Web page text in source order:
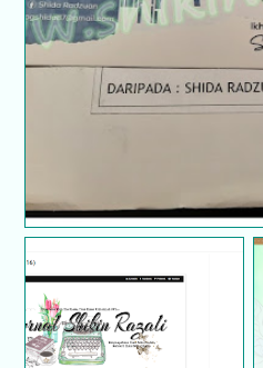
Tersenarai dalam 55
Best Blogs You Need To
Follow in 2021 by